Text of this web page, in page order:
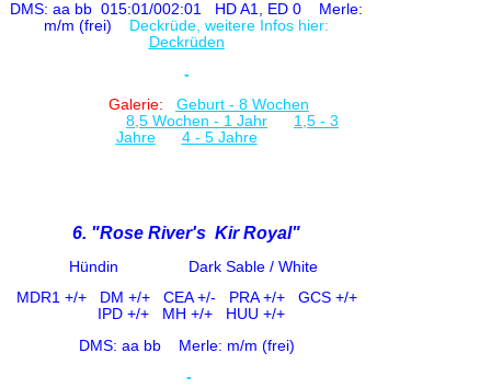
DMS: aa bb 015:01/002:01 HD A1, ED 0 Merle:
m/m (frei)
Deckrüde, weitere Infos hier:
Deckrüden
-
Galerie: Geburt - 8 Wochen
8,5 Wochen - 1 Jahr
1,5 - 3
Jahre
4 - 5 Jahre
6. "Rose River's Kir Royal"
Hündin Dark Sable / White
MDR1 +/+
DM +/+ CEA +/-
PRA +/+ GCS +/+
IPD +/+MH +/+ HUU +/+
DMS: aa bbMerle: m/m (frei)
-